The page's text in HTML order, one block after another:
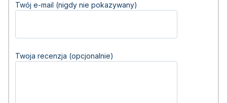
Twój e-mail (nigdy nie pokazywany)
Twoja recenzja (opcjonalnie)